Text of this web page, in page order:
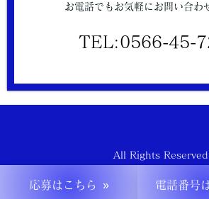
応募はこちら 電話番号
お電話でもお気軽にお問い合わ
TEL:0566-45-
All Rights Reserved